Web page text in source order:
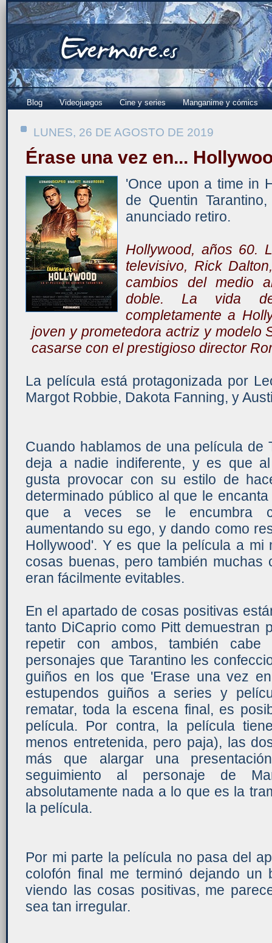
Blog Videojuegos Cine y series Manganime y cómics
LUNES, 26 DE AGOSTO DE 2019
Érase una vez en...
'Once upon a time in
de Quentin
anunciado retiro.
Hollywood, años 60.
televisivo, Rick
cambios del medio
doble. La vida
completamente a
joven y prometedora actriz y modelo
casarse con el prestigioso director
La película está protagonizada por
Margot Robbie, Dakota Fanning, y
Cuando hablamos de una película de
deja a nadie indiferente, y es que
gusta provocar con su estilo de
determinado público al que le
que a veces se le encumbra
aumentando su ego, y dando como
Hollywood'. Y es que la película a mi
cosas buenas, pero también muchas
eran fácilmente evitables.
En el apartado de cosas positivas
tanto DiCaprio como Pitt demuestran
repetir con ambos, también cabe
personajes que Tarantino les
guiños en los que 'Erase una vez
estupendos guiños a series y
rematar, toda la escena final, es
película. Por contra, la película
menos entretenida, pero paja), las
más que alargar una
seguimiento al personaje de
absolutamente nada a lo que es la
la película.
Por mi parte la película no pasa del
colofón final me terminó dejando
viendo las cosas positivas, me
sea tan irregular.